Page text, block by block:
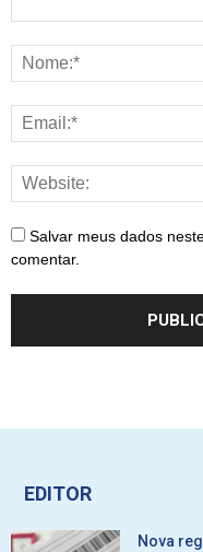
Salvar meus dados
comentar.
EDITOR
Nova